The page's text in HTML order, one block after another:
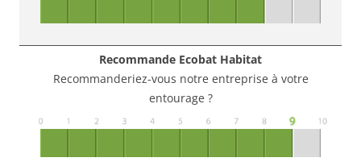
Recommande Ecobat Habitat
Recommanderiez-vous notre entreprise à votre
entourage ?